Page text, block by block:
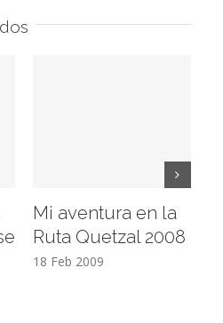
Mi aventura en la
Ruta Quetzal 2008
18 Feb 2009